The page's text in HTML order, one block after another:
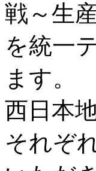
戦～生
を統一
ます。
西日本
それぞ